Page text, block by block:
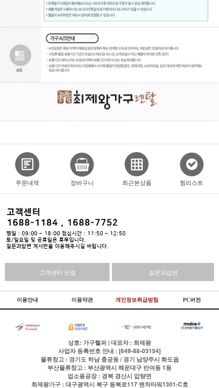
주문내역 장바구니 최근본상품 찜리스트
고객센터 연결 질문과답변
이용안내 이용약관 개인정보취급방침 PC버전
상호: 가구헬퍼 | 대표자 : 최제왕
사업자 등록번호 안내 : [649-88-03154]
물류창고 : 경기도 하남 충궁동 / 경기 남양주시 화도읍
부산물류창고 : 부산광역시 해운대구 반여동 1동
업소용공장 : 경북 경산시 압량면
최제왕가구 : 대구광역시 북구 동북로117 벤처타워1301-C호